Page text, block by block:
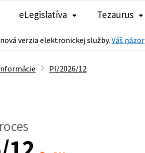
eLegislatíva Tezaurus
verzia elektronickej služby. Váš názor